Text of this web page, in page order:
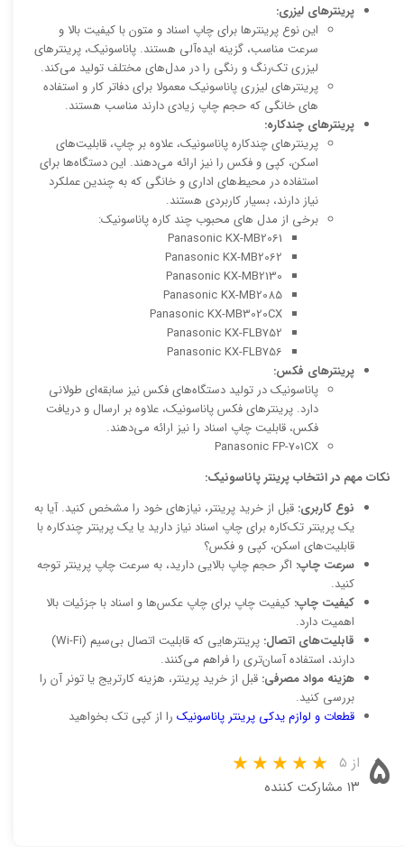
پرینترهای لیزری:
این نوع پرینترها برای چاپ اسناد و متون با کیفیت بالا و
سرعت مناسب، گزینه ایده‌آلی هستند. پاناسونیک، پرینترهای
لیزری تک‌رنگ و رنگی را در مدل‌های مختلف تولید می‌کند.
پرینترهای لیزری پاناسونیک معمولا برای دفاتر کار و استفاده
های خانگی که حجم چاپ زیادی دارند مناسب هستند.
پرینترهای چندکاره:
پرینترهای چندکاره پاناسونیک، علاوه بر چاپ، قابلیت‌های
اسکن، کپی و فکس را نیز ارائه می‌دهند. این دستگاه‌ها برای
استفاده در محیط‌های اداری و خانگی که به چندین عملکرد
نیاز دارند، بسیار کاربردی هستند.
برخی از مدل های محبوب چند کاره پاناسونیک:
Panasonic KX-MB2061
Panasonic KX-MB2062
Panasonic KX-MB2130
Panasonic KX-MB2085
Panasonic KX-MB3020CX
Panasonic KX-FLB752
Panasonic KX-FLB756
پرینترهای فکس:
پاناسونیک در تولید دستگاه‌های فکس نیز سابقه‌ای طولانی
دارد. پرینترهای فکس پاناسونیک، علاوه بر ارسال و دریافت
فکس، قابلیت چاپ اسناد را نیز ارائه می‌دهند.
Panasonic FP-701CX
نکات مهم در انتخاب پرینتر پاناسونیک:
نوع کاربری: قبل از خرید پرینتر، نیازهای خود را مشخص کنید. آیا به
یک پرینتر تک‌کاره برای چاپ اسناد نیاز دارید یا یک پرینتر چندکاره با
قابلیت‌های اسکن، کپی و فکس؟
سرعت چاپ: اگر حجم چاپ بالایی دارید، به سرعت چاپ پرینتر توجه
کنید.
کیفیت چاپ: کیفیت چاپ برای چاپ عکس‌ها و اسناد با جزئیات بالا
اهمیت دارد.
قابلیت‌های اتصال:
پرینترهایی که قابلیت اتصال بی‌سیم (Wi-Fi)
دارند، استفاده آسان‌تری را فراهم می‌کنند.
هزینه مواد مصرفی: قبل از خرید پرینتر، هزینه کارتریج یا تونر آن را
بررسی کنید.
قطعات و لوازم یدکی پرینتر پاناسونیک را از کپی تک بخواهید
۵ از ۵
۱۳ مشارکت کننده